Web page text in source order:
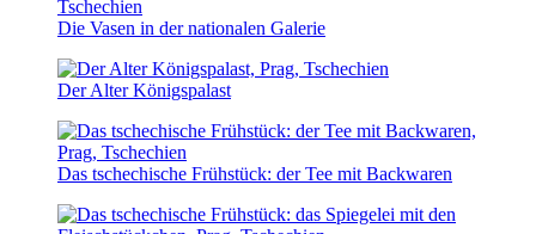
Die Vasen in der nationalen Galerie
Der Alter Königspalast
Das tschechische Frühstück: der Tee mit Backwaren